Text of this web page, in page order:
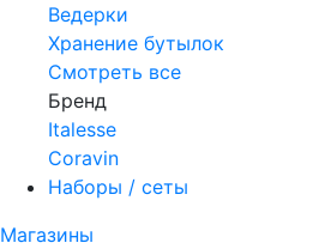
Ведерки
Хранение бутылок
Смотреть все
Бренд
Italesse
Coravin
Наборы / сеты
Магазины